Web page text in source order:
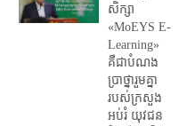
សិក្សា
«MoEYS E-
Learning»
គឺជាបំណង
ប្រាថ្នារួមគ្នា
របស់ក្រសួង
អប់រំ​ យុវជន